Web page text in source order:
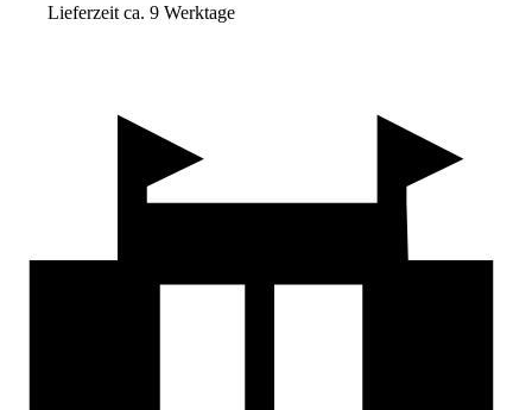
Lieferzeit ca. 9 Werktage